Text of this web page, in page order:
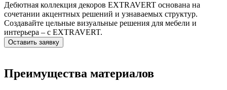
Дебютная коллекция декоров EXTRAVERT основана на
сочетании акцентных решений и узнаваемых структур.
Создавайте цельные визуальные решения для мебели и
интерьера – с EXTRAVERT.
Оставить заявку
Преимущества материалов